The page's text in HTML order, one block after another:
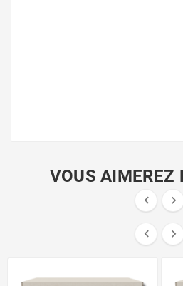
VOUS AIMEREZ
 
 